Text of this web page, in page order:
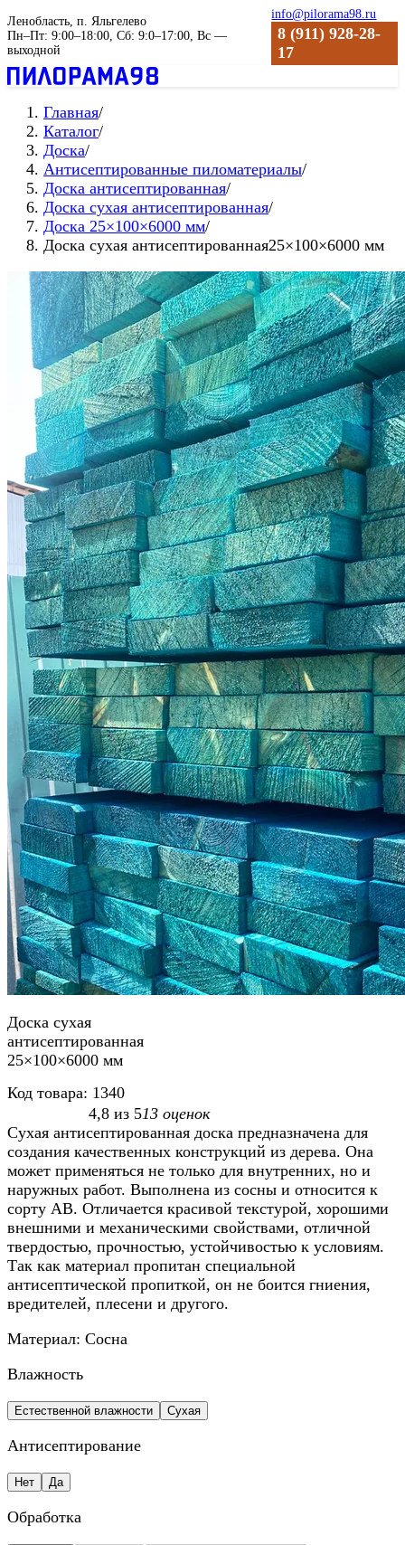
Ленобласть, п. Яльгелево
Пн–Пт: 9:00–18:00, Сб: 9:0–17:00, Вс —
выходной
info@pilorama98.ru
8 (911) 928-28-
17
Главная/
Каталог/
Доска/
Антиceптиpoвaнные пиломатериалы/
Доска антисептированная/
Доска сухая aнтиceптиpoвaнная/
Доска 25×100×6000 мм/
Доска сухая антисептированная25×100×6000 мм
Доска сухая
антисептированная
25×100×6000 мм
Код товара: 1340
4,8 из 513 оценок
Сухая антисептированная доска предназначена для
создания качественных конструкций из дерева. Она
может применяться не только для внутренних, но и
наружных работ. Выполнена из сосны и относится к
сорту АВ. Отличается красивой текстурой, хорошими
внешними и механическими свойствами, отличной
твердостью, прочностью, устойчивостью к условиям.
Так как материал пропитан специальной
антисептической пропиткой, он не боится гниения,
вредителей, плесени и другого.
Материал: Сосна
Влажность
Естественной влажности Сухая
Антисептирование
Нет Да
Обработка